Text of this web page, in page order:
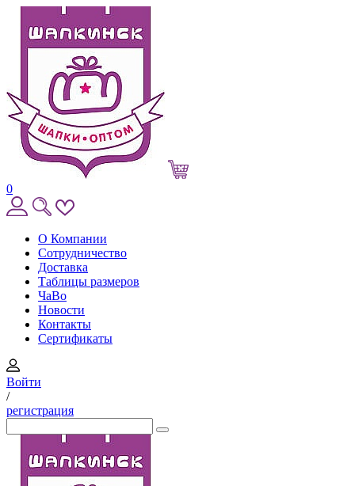
0
О Компании
Сотрудничество
Доставка
Таблицы размеров
ЧаВо
Новости
Контакты
Сертификаты
Войти
/
регистрация